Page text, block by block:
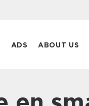
ADS ABOUT US